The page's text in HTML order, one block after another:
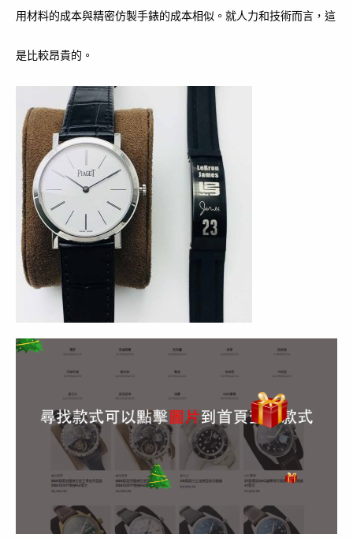
用材料的成本與精密仿製手錶的成本相似。就人力和技術而言，這
是比較昂貴的。